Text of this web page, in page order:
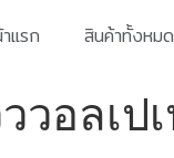
แรก สินค้าทั้งหมด
วอลเป